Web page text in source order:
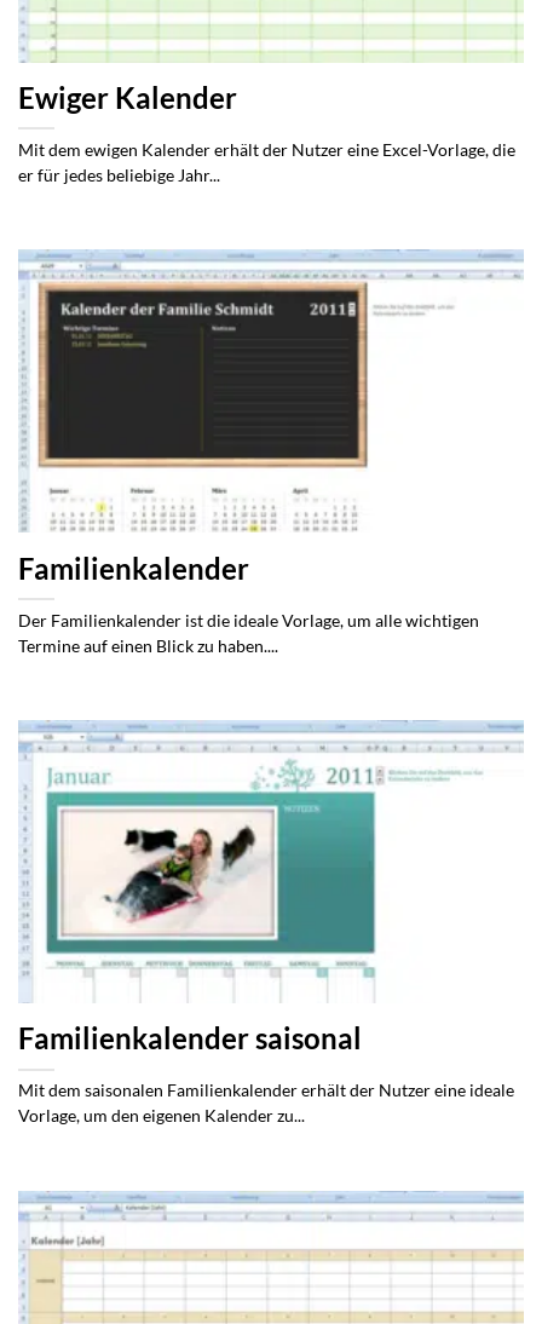
Ewiger Kalender
Mit dem ewigen Kalender erhält der Nutzer eine Excel-Vorlage, die
er für jedes beliebige Jahr...
Familienkalender
Der Familienkalender ist die ideale Vorlage, um alle wichtigen
Termine auf einen Blick zu haben....
Familienkalender saisonal
Mit dem saisonalen Familienkalender erhält der Nutzer eine ideale
Vorlage, um den eigenen Kalender zu...